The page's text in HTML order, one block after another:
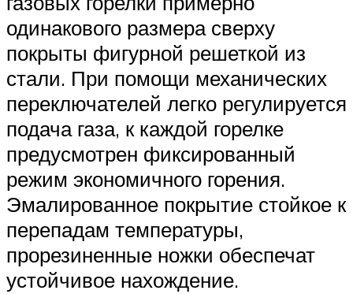
одинакового размера сверху
покрыты фигурной решеткой из
стали. При помощи механических
переключателей легко регулируется
подача газа, к каждой горелке
предусмотрен фиксированный
режим экономичного горения.
Эмалированное покрытие стойкое к
перепадам температуры,
прорезиненные ножки обеспечат
устойчивое нахождение.